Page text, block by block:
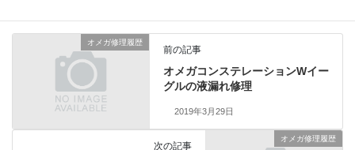
オメガ修理履歴
前の記事
オメガコンステレーションWイー
グルの液漏れ修理
2019年3月29日
オメガ修理履歴
次の記事